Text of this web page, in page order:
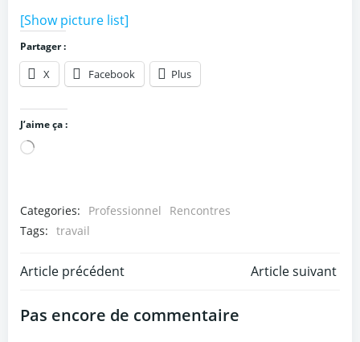
[Show picture list]
Partager :
X Facebook Plus
J’aime ça :
Chargement…
Categories: Professionnel
Rencontres
Tags: travail
Post
navigation
Article précédent
navigation
Article suivant
Pas encore de commentaire